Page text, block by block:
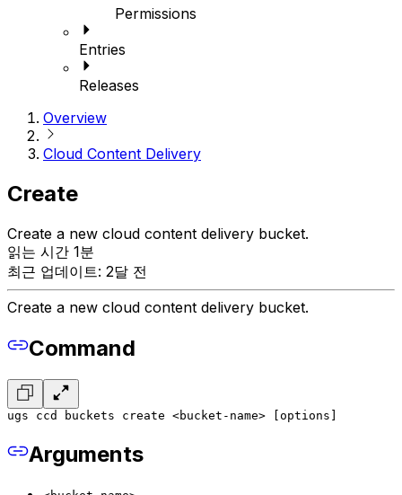
Permissions
Entries
Releases
Overview
Cloud Content Delivery
Create
Create a new cloud content delivery bucket.
읽는 시간 1분
최근 업데이트: 2달 전
Create a new cloud content delivery bucket.
Command
ugs ccd buckets create <bucket-name> [options]
Arguments